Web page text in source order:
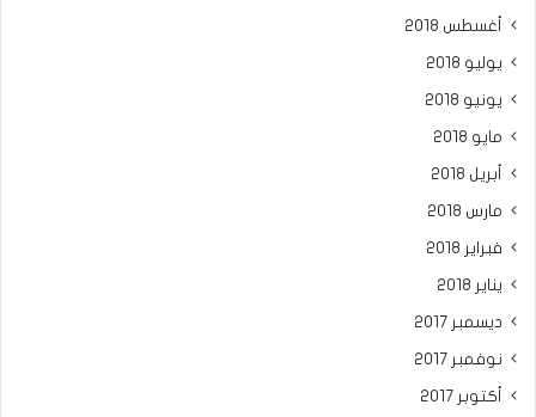
أغسطس 2018
يوليو 2018
يونيو 2018
مايو 2018
أبريل 2018
مارس 2018
فبراير 2018
يناير 2018
ديسمبر 2017
نوفمبر 2017
أكتوبر 2017